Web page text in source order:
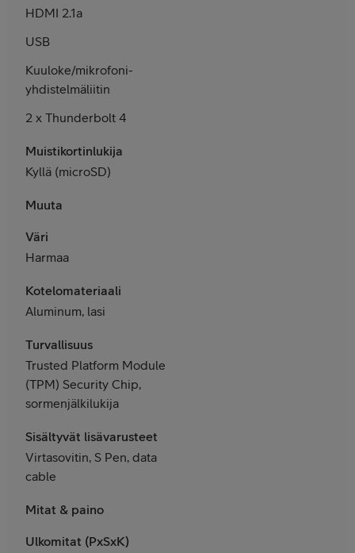
HDMI 2.1a
USB
Kuuloke/mikrofoni-
yhdistelmäliitin
2 x Thunderbolt 4
Muistikortinlukija
Kyllä (microSD)
Muuta
Väri
Harmaa
Kotelomateriaali
Aluminum, lasi
Turvallisuus
Trusted Platform Module
(TPM) Security Chip,
sormenjälkilukija
Sisältyvät lisävarusteet
Virtasovitin, S Pen, data
cable
Mitat & paino
Ulkomitat (PxSxK)